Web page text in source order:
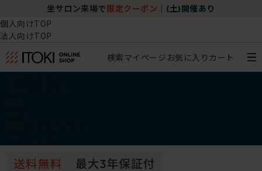
限定クーポン｜(土)開催あり
個人向けTOP
法人向けTOP
検索マイページ お気に入り カート